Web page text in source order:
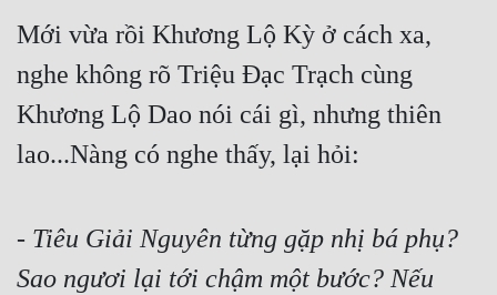
Mới vừa rồi Khương Lộ Kỳ ở cách xa,
nghe không rõ Triệu Đạc Trạch cùng
Khương Lộ Dao nói cái gì, nhưng thiên
lao...Nàng có nghe thấy, lại hỏi:
- Tiêu Giải Nguyên từng gặp nhị bá phụ?
Sao ngươi lại tới chậm một bước? Nếu